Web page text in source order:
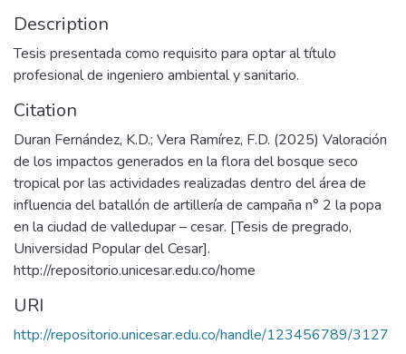
Description
Tesis presentada como requisito para optar al título
profesional de ingeniero ambiental y sanitario.
Citation
Duran Fernández, K.D.; Vera Ramírez, F.D. (2025) Valoración
de los impactos generados en la flora del bosque seco
tropical por las actividades realizadas dentro del área de
influencia del batallón de artillería de campaña n° 2 la popa
en la ciudad de valledupar – cesar. [Tesis de pregrado,
Universidad Popular del Cesar].
http://repositorio.unicesar.edu.co/home
URI
http://repositorio.unicesar.edu.co/handle/123456789/3127